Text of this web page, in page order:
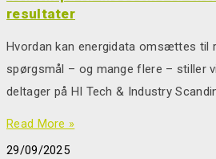
resultater
Hvordan kan energidata omsættes til
spørgsmål – og mange flere – stiller
deltager på HI Tech & Industry
Read More »
29/09/2025